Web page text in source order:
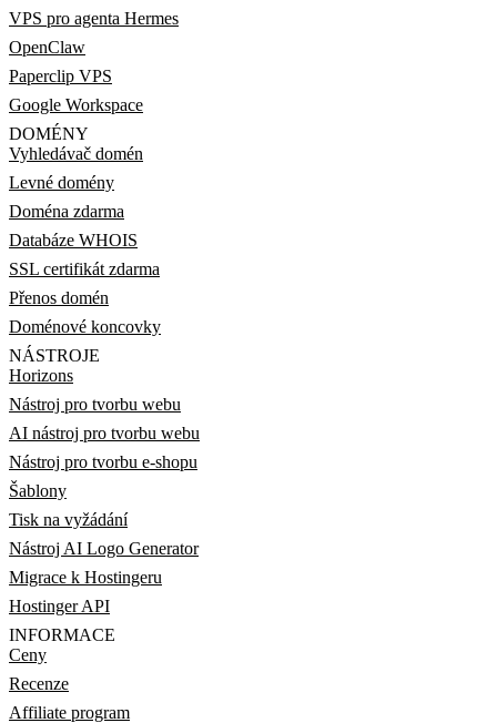
VPS pro agenta Hermes
OpenClaw
Paperclip VPS
Google Workspace
DOMÉNY
Vyhledávač domén
Levné domény
Doména zdarma
Databáze WHOIS
SSL certifikát zdarma
Přenos domén
Doménové koncovky
NÁSTROJE
Horizons
Nástroj pro tvorbu webu
AI nástroj pro tvorbu webu
Nástroj pro tvorbu e-shopu
Šablony
Tisk na vyžádání
Nástroj AI Logo Generator
Migrace k Hostingeru
Hostinger API
INFORMACE
Ceny
Recenze
Affiliate program